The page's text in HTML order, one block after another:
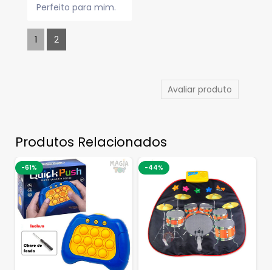
Perfeito para mim.
1 2
Avaliar produto
Produtos Relacionados
-61% -44%